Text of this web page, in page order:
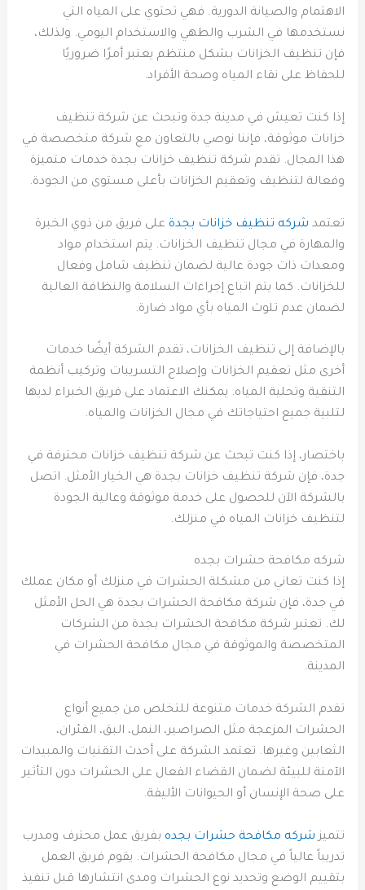
الاهتمام والصيانة الدورية. فهي تحتوي على المياه التي
نستخدمها في الشرب والطهي والاستخدام اليومي. ولذلك،
فإن تنظيف الخزانات بشكل منتظم يعتبر أمرًا ضروريًا
للحفاظ على نقاء المياه وصحة الأفراد.
إذا كنت تعيش في مدينة جدة وتبحث عن شركة تنظيف
خزانات موثوقة، فإننا نوصي بالتعاون مع شركة متخصصة في
هذا المجال. تقدم شركة تنظيف خزانات بجدة خدمات متميزة
وفعالة لتنظيف وتعقيم الخزانات بأعلى مستوى من الجودة.
تعتمد شركه تنظيف خزانات بجدة على فريق من ذوي الخبرة
والمهارة في مجال تنظيف الخزانات. يتم استخدام مواد
ومعدات ذات جودة عالية لضمان تنظيف شامل وفعال
للخزانات. كما يتم اتباع إجراءات السلامة والنظافة العالية
لضمان عدم تلوث المياه بأي مواد ضارة.
بالإضافة إلى تنظيف الخزانات، تقدم الشركة أيضًا خدمات
أخرى مثل تعقيم الخزانات وإصلاح التسريبات وتركيب أنظمة
التنقية وتحلية المياه. يمكنك الاعتماد على فريق الخبراء لديها
لتلبية جميع احتياجاتك في مجال الخزانات والمياه.
باختصار، إذا كنت تبحث عن شركة تنظيف خزانات محترفة في
جدة، فإن شركة تنظيف خزانات بجدة هي الخيار الأمثل. اتصل
بالشركة الآن للحصول على خدمة موثوقة وعالية الجودة
لتنظيف خزانات المياه في منزلك.
شركه مكافحة حشرات بجده
إذا كنت تعاني من مشكلة الحشرات في منزلك أو مكان عملك
في جدة، فإن شركة مكافحة الحشرات بجدة هي الحل الأمثل
لك. تعتبر شركة مكافحة الحشرات بجدة من الشركات
المتخصصة والموثوقة في مجال مكافحة الحشرات في
المدينة.
تقدم الشركة خدمات متنوعة للتخلص من جميع أنواع
الحشرات المزعجة مثل الصراصير، النمل، البق، الفئران،
الثعابين وغيرها. تعتمد الشركة على أحدث التقنيات والمبيدات
الآمنة للبيئة لضمان القضاء الفعال على الحشرات دون التأثير
على صحة الإنسان أو الحيوانات الأليفة.
تتميز شركه مكافحة حشرات بجده بفريق عمل محترف ومدرب
تدريباً عالياً في مجال مكافحة الحشرات. يقوم فريق العمل
بتقييم الوضع وتحديد نوع الحشرات ومدى انتشارها قبل تنفيذ